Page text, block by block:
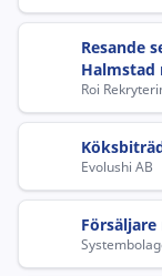
Resande
Halmstad
Roi
Evolushi AB